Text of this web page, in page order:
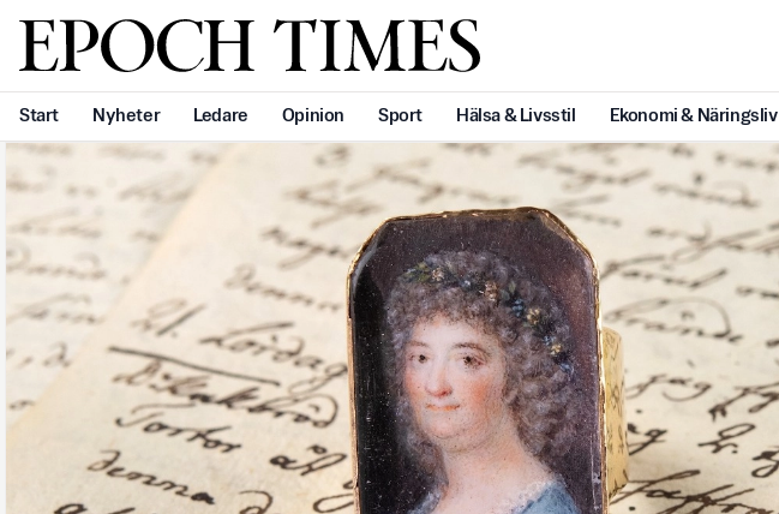
Svenska Epoch Times
Start Nyheter Ledare Opinion Sport Hälsa & Livsstil Ekonomi & Näringsliv